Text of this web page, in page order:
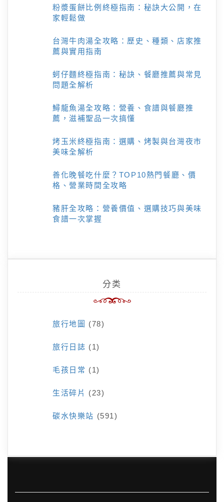
粉漿蛋餅比例終極指南：秘訣大公開，在
家輕鬆做
台灣牛肉湯全攻略：歷史、種類、店家推
薦與實用指南
蚵仔麵終極指南：秘訣、餐廳推薦與常見
問題全解析
鱘龍魚湯全攻略：營養、食譜與餐廳推
薦，滋補聖品一次搞懂
烤玉米終極指南：選購、烤製與台灣夜市
美味全解析
善化晚餐吃什麼？TOP10熱門餐廳、價
格、營業時間全攻略
豬肝全攻略：營養價值、選購技巧與美味
食譜一次掌握
分类
旅行地圖 (78)
旅行日誌 (1)
毛孩日常 (1)
生活碎片 (23)
碳水快樂站 (591)